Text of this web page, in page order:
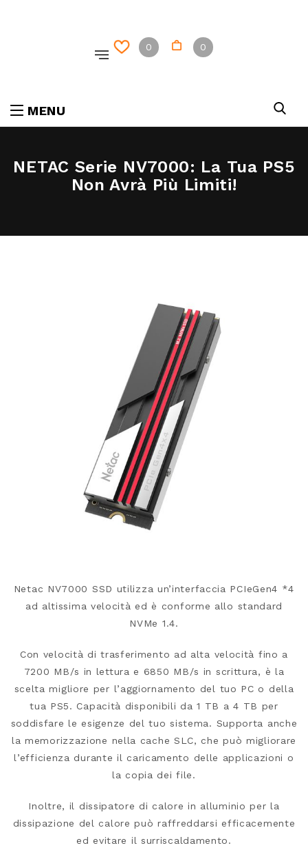
0 0
MENU
NETAC Serie NV7000: La Tua PS5
Non Avrà Più Limiti!
Netac NV7000 SSD utilizza un’interfaccia PCIeGen4 *4
ad altissima velocità ed è conforme allo standard
NVMe 1.4.
Con velocità di trasferimento ad alta velocità fino a
7200 MB/s in lettura e 6850 MB/s in scrittura, è la
scelta migliore per l’aggiornamento del tuo PC o della
tua PS5. Capacità disponibili da 1 TB a 4 TB per
soddisfare le esigenze del tuo sistema. Supporta anche
la memorizzazione nella cache SLC, che può migliorare
l’efficienza durante il caricamento delle applicazioni o
la copia dei file.
Inoltre, il dissipatore di calore in alluminio per la
dissipazione del calore può raffreddarsi efficacemente
ed evitare il surriscaldamento.